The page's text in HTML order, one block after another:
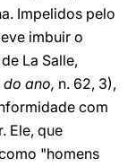
Impelidos pelo
imbuir o
La Salle,
ano, n. 62, 3),
com
Ele, que
"homens